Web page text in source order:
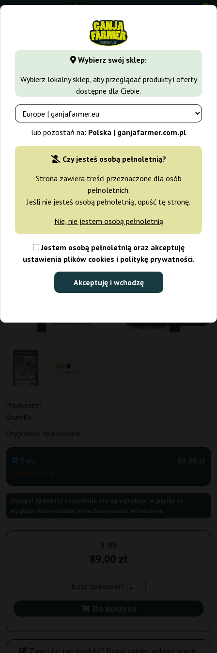
⭐ -40% Odmiany szybko rosnące ⭐
⏰ 2 dni 08:18:52
Wybierz swój sklep:
Wybierz lokalny sklep, aby przeglądać produkty i oferty
dostępne dla Ciebie.
lub pozostań na: Polska | ganjafarmer.com.pl
Czy jesteś osobą pełnoletnią?
Strona zawiera treści przeznaczone dla osób
pełnoletnich.
Jeśli nie jesteś osobą pełnoletnią, opuść tę stronę.
Nie, nie jestem osobą pełnoletnią
Jestem osobą pełnoletnią oraz akceptuję
ustawienia plików cookies i politykę prywatności.
Akceptuję i wchodzę
0
GanjaFarmer.com.pl Growkit Zarodniki Grzybów
Zarodniki B Plus
Producent:
GrowKit
Oryginalne opakowanie:
5 ml
Wysyłka 3-7 dni
89,00 zł
5 ml
89,00 zł
Ilość opakowań:
Do koszyka
Znasz już ten produkt? Dodaj opinię i odbierz bonus.